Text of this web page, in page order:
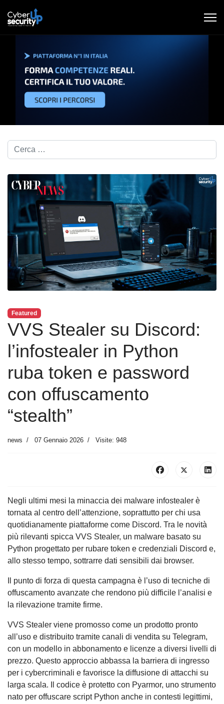
Cerca nel blog...
Featured
VVS Stealer su Discord:
l’infostealer in Python
ruba token e password
con offuscamento
“stealth”
news 07 Gennaio 2026 Visite: 948
Negli ultimi mesi la minaccia dei malware infostealer è
tornata al centro dell’attenzione, soprattutto per chi usa
quotidianamente piattaforme come Discord. Tra le novità
più rilevanti spicca VVS Stealer, un malware basato su
Python progettato per rubare token e credenziali Discord e,
allo stesso tempo, sottrarre dati sensibili dai browser.
Il punto di forza di questa campagna è l’uso di tecniche di
offuscamento avanzate che rendono più difficile l’analisi e
la rilevazione tramite firme.
VVS Stealer viene promosso come un prodotto pronto
all’uso e distribuito tramite canali di vendita su Telegram,
con un modello in abbonamento e licenze a diversi livelli di
prezzo. Questo approccio abbassa la barriera di ingresso
per i cybercriminali e favorisce la diffusione di attacchi su
larga scala. Il codice è protetto con Pyarmor, uno strumento
nato per offuscare script Python anche in contesti legittimi,